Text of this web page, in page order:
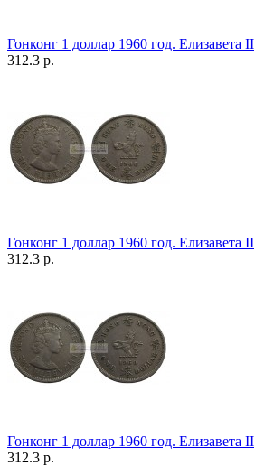
Гонконг 1 доллар 1960 год. Елизавета II
312.3 р.
Гонконг 1 доллар 1960 год. Елизавета II
312.3 р.
Гонконг 1 доллар 1960 год. Елизавета II
312.3 р.